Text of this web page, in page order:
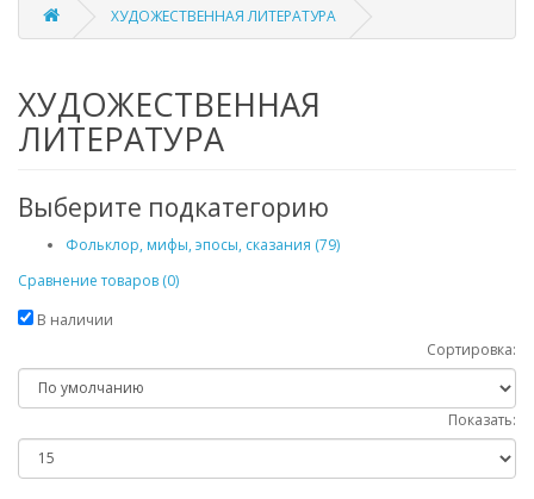
ХУДОЖЕСТВЕННАЯ ЛИТЕРАТУРА
ХУДОЖЕСТВЕННАЯ
ЛИТЕРАТУРА
Выберите подкатегорию
Фольклор, мифы, эпосы, сказания (79)
Сравнение товаров (0)
В наличии
Сортировка:
Показать: